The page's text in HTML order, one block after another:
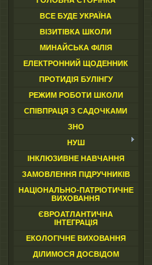
ВСЕ БУДЕ УКРАЇНА
ВІЗИТІВКА ШКОЛИ
МИНАЙСЬКА ФІЛІЯ
ЕЛЕКТРОННИЙ ЩОДЕННИК
ПРОТИДІЯ БУЛІНГУ
РЕЖИМ РОБОТИ ШКОЛИ
СПІВПРАЦЯ З САДОЧКАМИ
ЗНО
НУШ
ІНКЛЮЗИВНЕ НАВЧАННЯ
ЗАМОВЛЕННЯ ПІДРУЧНИКІВ
НАЦІОНАЛЬНО-ПАТРІОТИЧНЕ
ВИХОВАННЯ
ЄВРОАТЛАНТИЧНА
ІНТЕГРАЦІЯ
ЕКОЛОГІЧНЕ ВИХОВАННЯ
ДІЛИМОСЯ ДОСВІДОМ